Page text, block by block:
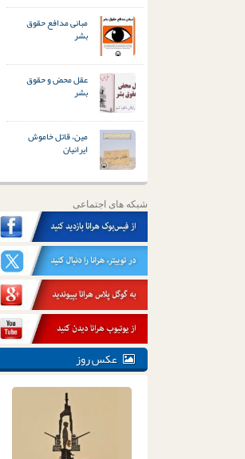
مبانی مدافع حقوق
بشر
عقل محض و حقوق
بشر
مین، قاتل خاموش
ایرانیان
شبکه های اجتماعی
عکس روز